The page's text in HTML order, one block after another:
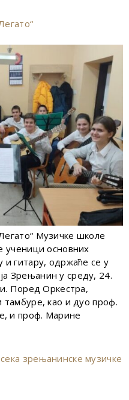
Музичке школе
ученици основних
и гитару, одржаће се у
Зрењанин у среду, 24.
Поред Оркестра,
тамбуре, као и дуо проф.
и проф. Марине
зрењанинске музичке